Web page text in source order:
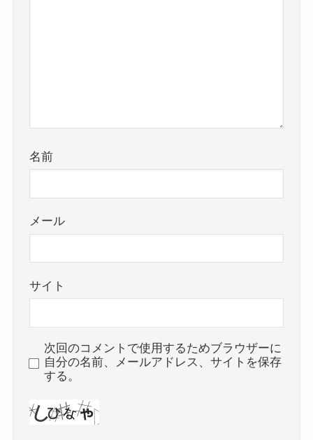
名前
メール
サイト
次回のコメントで使用するためブラウザーに
自分の名前、メールアドレス、サイトを保存
する。